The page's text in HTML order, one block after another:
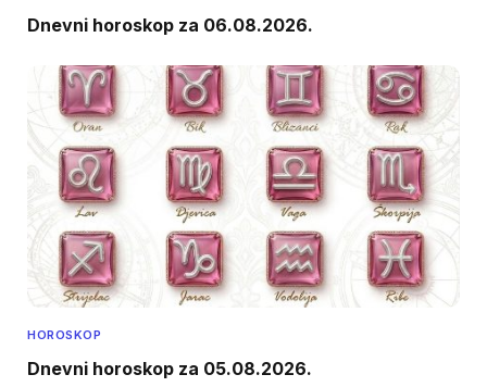
Dnevni horoskop za 06.08.2026.
HOROSKOP
Dnevni horoskop za 05.08.2026.